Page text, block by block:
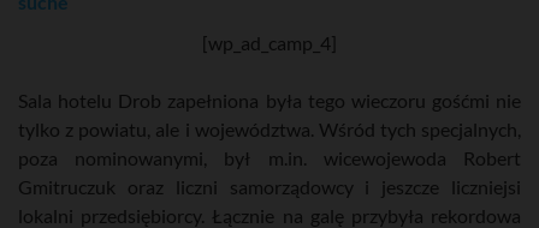
[wp_ad_camp_4]
Sala hotelu Drob zapełniona była tego wieczoru gośćmi nie
tylko z powiatu, ale i województwa. Wśród tych specjalnych,
poza nominowanymi, był m.in. wicewojewoda Robert
Gmitruczuk oraz liczni samorządowcy i jeszcze liczniejsi
lokalni przedsiębiorcy. Łącznie na galę przybyła rekordowa